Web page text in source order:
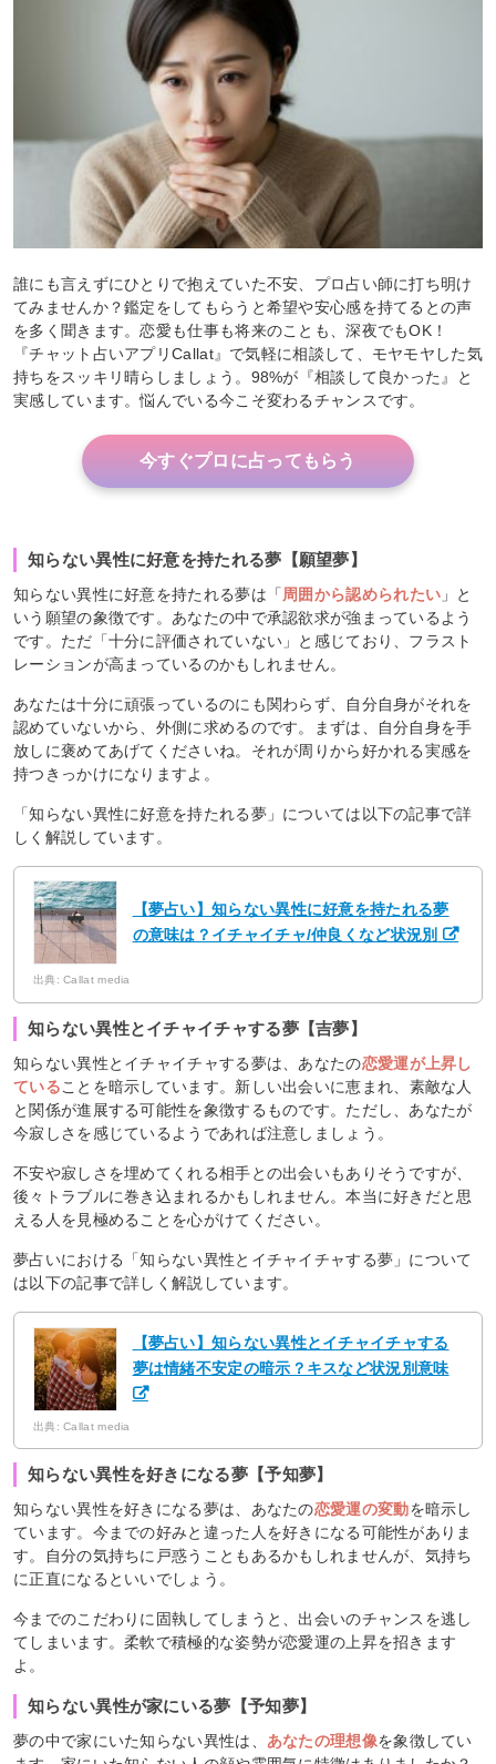
誰にも言えずにひとりで抱えていた不安、プロ占い師に打ち明け
てみませんか？鑑定をしてもらうと希望や安心感を持てるとの声
を多く聞きます。恋愛も仕事も将来のことも、深夜でもOK！
『チャット占いアプリCallat』で気軽に相談して、モヤモヤした気
持ちをスッキリ晴らしましょう。98%が『相談して良かった』と
実感しています。悩んでいる今こそ変わるチャンスです。
今すぐプロに占ってもらう
知らない異性に好意を持たれる夢【願望夢】
知らない異性に好意を持たれる夢は「周囲から認められたい 」と
いう願望の象徴です。あなたの中で承認欲求が強まっているよう
です。ただ「十分に評価されていない」と感じており、フラスト
レーションが高まっているのかもしれません。
あなたは十分に頑張っているのにも関わらず、自分自身がそれを
認めていないから、外側に求めるのです。まずは、自分自身を手
放しに褒めてあげてくださいね。それが周りから好かれる実感を
持つきっかけになりますよ。
「知らない異性に好意を持たれる夢」については以下の記事で詳
しく解説しています。
【夢占い】知らない異性に好意を持たれる夢
の意味は？イチャイチャ/仲良くなど状況別
出典: Callat media
知らない異性とイチャイチャする夢【吉夢】
知らない異性とイチャイチャする夢は、あなたの恋愛運が上昇し
ていることを暗示しています。新しい出会いに恵まれ、素敵な人
と関係が進展する可能性を象徴するものです。ただし、あなたが
今寂しさを感じているようであれば注意しましょう。
不安や寂しさを埋めてくれる相手との出会いもありそうですが、
後々トラブルに巻き込まれるかもしれません。本当に好きだと思
える人を見極めることを心がけてください。
夢占いにおける「知らない異性とイチャイチャする夢」について
は以下の記事で詳しく解説しています。
【夢占い】知らない異性とイチャイチャする
夢は情緒不安定の暗示？キスなど状況別意味
出典: Callat media
知らない異性を好きになる夢【予知夢】
知らない異性を好きになる夢は、あなたの恋愛運の変動を暗示し
ています。今までの好みと違った人を好きになる可能性がありま
す。自分の気持ちに戸惑うこともあるかもしれませんが、気持ち
に正直になるといいでしょう。
今までのこだわりに固執してしまうと、出会いのチャンスを逃し
てしまいます。柔軟で積極的な姿勢が恋愛運の上昇を招きます
よ。
知らない異性が家にいる夢【予知夢】
夢の中で家にいた知らない異性は、 あなたの理想像を象徴してい